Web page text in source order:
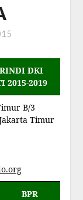
DKI
2015-2019
B/3
Timur
BPR